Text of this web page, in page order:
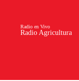
Radio Agricultura
Radio en Vivo